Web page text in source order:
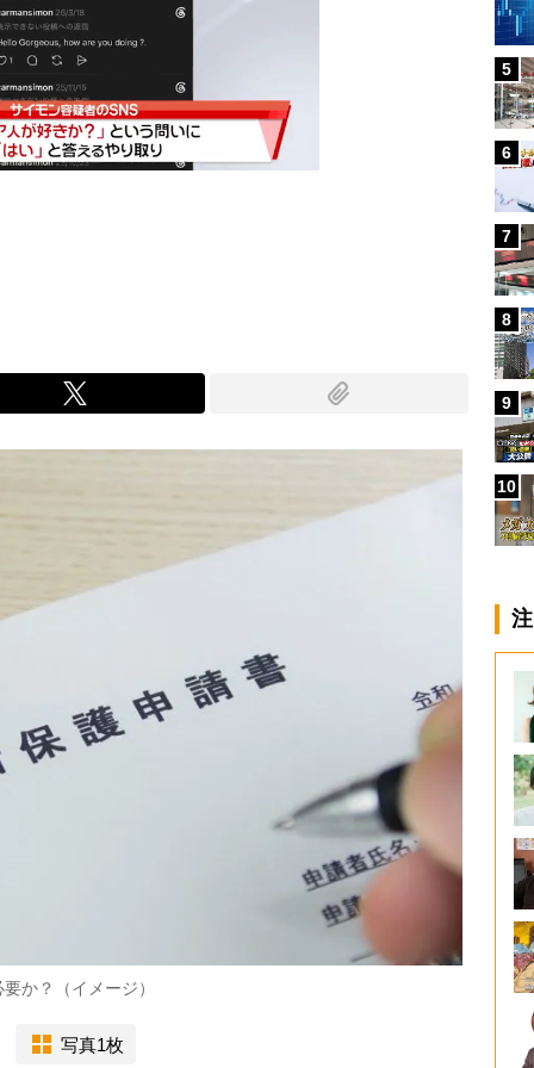
か？（イメージ）
写真1枚
5
6
7
8
9
10